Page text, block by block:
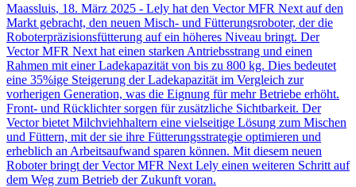
Maassluis, 18. März 2025 - Lely hat den Vector MFR Next auf den
Markt gebracht, den neuen Misch- und Fütterungsroboter, der die
Roboterpräzisionsfütterung auf ein höheres Niveau bringt. Der
Vector MFR Next hat einen starken Antriebsstrang und einen
Rahmen mit einerLadekapazität von bis zu 800 kg. Dies bedeutet
eine 35%ige Steigerung der Ladekapazität im Vergleich zur
vorherigen Generation, was die Eignung für mehr Betriebe erhöht.
Front- und Rücklichter sorgen für zusätzliche Sichtbarkeit. Der
Vector bietet Milchviehhaltern eine vielseitige Lösung zum Mischen
und Füttern, mit der sie ihre Fütterungsstrategie optimieren und
erheblich an Arbeitsaufwand sparen können. Mit diesem neuen
Roboter bringt der Vector MFR Next Lely einen weiteren Schritt auf
dem Weg zum Betrieb der Zukunft voran.